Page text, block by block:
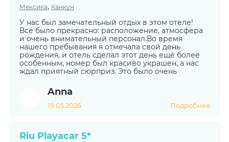
Мексика, Канкун
У нас был замечательный отдых в этом отеле!
Всё было прекрасно: расположение, атмосфера
и очень внимательный персонал.Во время
нашего пребывания я отмечала свой день
рождения, и отель сделал этот день ещё более
особенным, номер был красиво украшен, а нас
ждал приятный сюрприз. Это было очень
Anna
19.05.2026 Подробнее
Riu Playacar 5*